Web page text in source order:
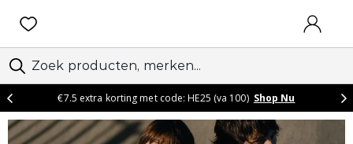
€7.5 extra korting met code: HE25 (va 100) Shop Nu